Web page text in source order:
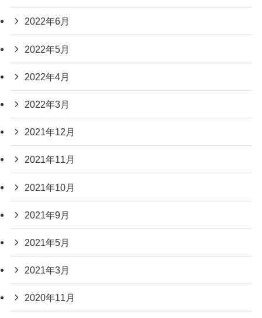
2022年6月
2022年5月
2022年4月
2022年3月
2021年12月
2021年11月
2021年10月
2021年9月
2021年5月
2021年3月
2020年11月